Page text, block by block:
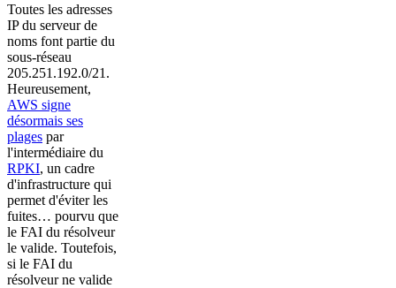
Toutes les adresses
IP du serveur de
noms font partie du
sous-réseau
205.251.192.0/21.
Heureusement,
AWS signe
désormais ses
plages par
l'intermédiaire du
RPKI, un cadre
d'infrastructure qui
permet d'éviter les
fuites… pourvu que
le FAI du résolveur
le valide. Toutefois,
si le FAI du
résolveur ne valide